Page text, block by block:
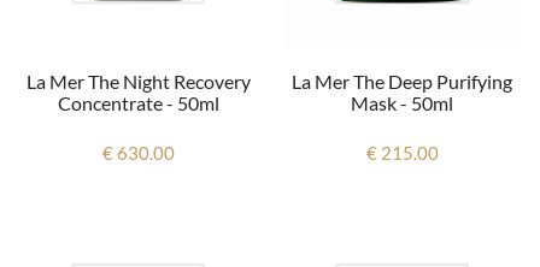
La Mer The Night Recovery
Concentrate - 50ml
€ 630.00
La Mer The Deep Purifying
Mask - 50ml
€ 215.00